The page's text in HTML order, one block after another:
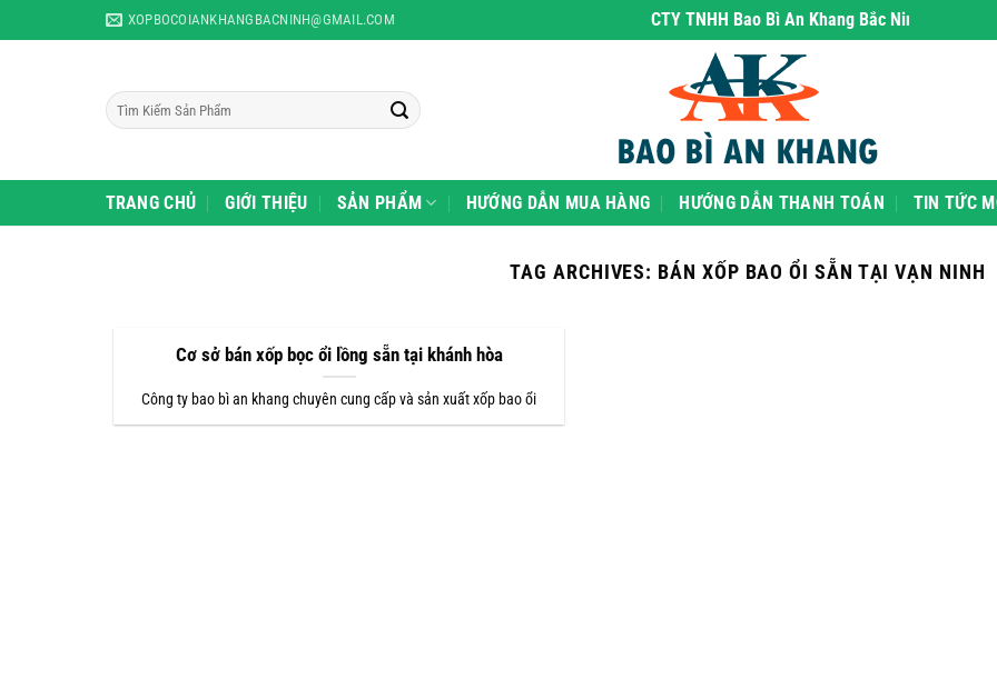
to
XOPBOCOIANKHANGBACNINH@GMAIL.COM CTY TNHH Bao Bì An Khang Bắc Ninh- chuyên
Tìm
kiếm:
TRANG CHỦ GIỚI THIỆU SẢN PHẨM HƯỚNG DẪN MUA HÀNG HƯỚNG DẪN THANH TOÁN TIN TỨC
TAG ARCHIVES: BÁN XỐP BAO ỔI SẴN TẠI VẠN NINH
Cơ sở bán xốp bọc ổi lồng sẵn tại khánh hòa
Công ty bao bì an khang chuyên cung cấp và sản xuất xốp bao ổi